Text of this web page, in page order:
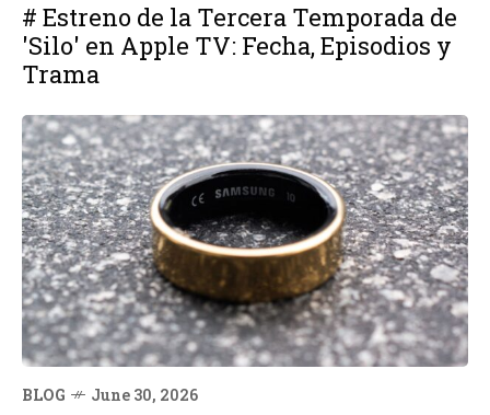
# Estreno de la Tercera Temporada de
'Silo' en Apple TV: Fecha, Episodios y
Trama
BLOG June 30, 2026